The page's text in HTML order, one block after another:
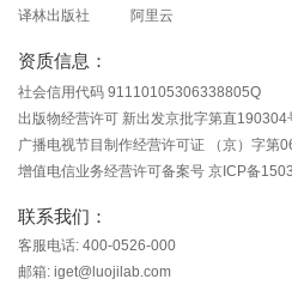
译林出版社
阿里云
资质信息：
社会信用代码 91110105306338805Q
出版物经营许可 新出发京批字第直190304
广播电视节目制作经营许可证 （京）字第
增值电信业务经营许可备案号 京ICP备
联系我们：
客服电话: 400-0526-000
邮箱: iget@luojilab.com